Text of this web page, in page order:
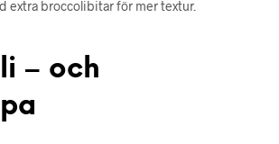
extra broccolibitar för mer textur.
– och